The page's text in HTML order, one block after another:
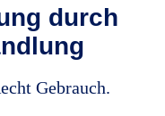
durch
Gebrauch.